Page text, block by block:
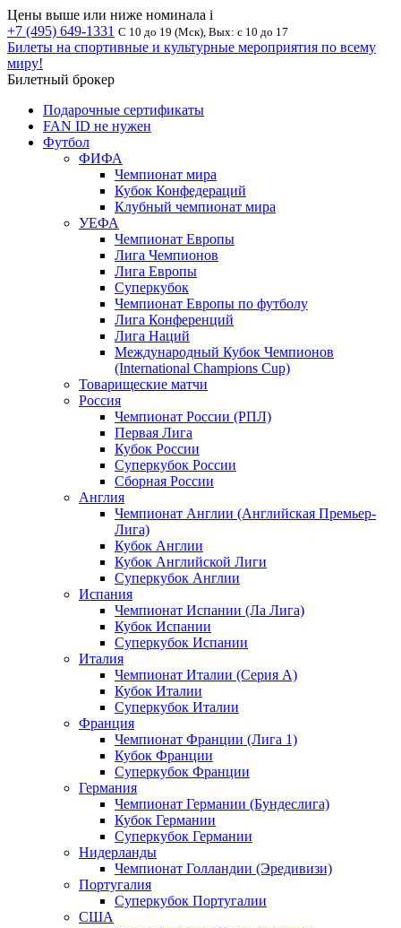
Цены выше или ниже номинала i
+7 (495) 649-1331 С 10 до 19 (Мск), Вых: с 10 до 17
Билеты на спортивные и культурные мероприятия по всему
миру!
Билетный брокер
Подарочные сертификаты
FAN ID не нужен
Футбол
ФИФА
Чемпионат мира
Кубок Конфедераций
Клубный чемпионат мира
УЕФА
Чемпионат Европы
Лига Чемпионов
Лига Европы
Суперкубок
Чемпионат Европы по футболу
Лига Конференций
Лига Наций
Международный Кубок Чемпионов
(International Champions Cup)
Товарищеские матчи
Россия
Чемпионат России (РПЛ)
Первая Лига
Кубок России
Суперкубок России
Сборная России
Англия
Чемпионат Англии (Английская Премьер-
Лига)
Кубок Англии
Кубок Английской Лиги
Суперкубок Англии
Испания
Чемпионат Испании (Ла Лига)
Кубок Испании
Суперкубок Испании
Италия
Чемпионат Италии (Серия А)
Кубок Италии
Суперкубок Италии
Франция
Чемпионат Франции (Лига 1)
Кубок Франции
Суперкубок Франции
Германия
Чемпионат Германии (Бундеслига)
Кубок Германии
Суперкубок Германии
Нидерланды
Чемпионат Голландии (Эредивизи)
Португалия
Суперкубок Португалии
США